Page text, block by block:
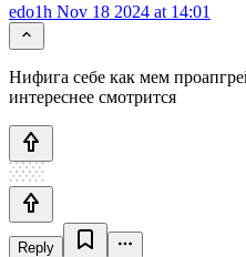
edo1h Nov 18 2024 at 14:01
Нифига себе как мем
интереснее смотрится
Reply